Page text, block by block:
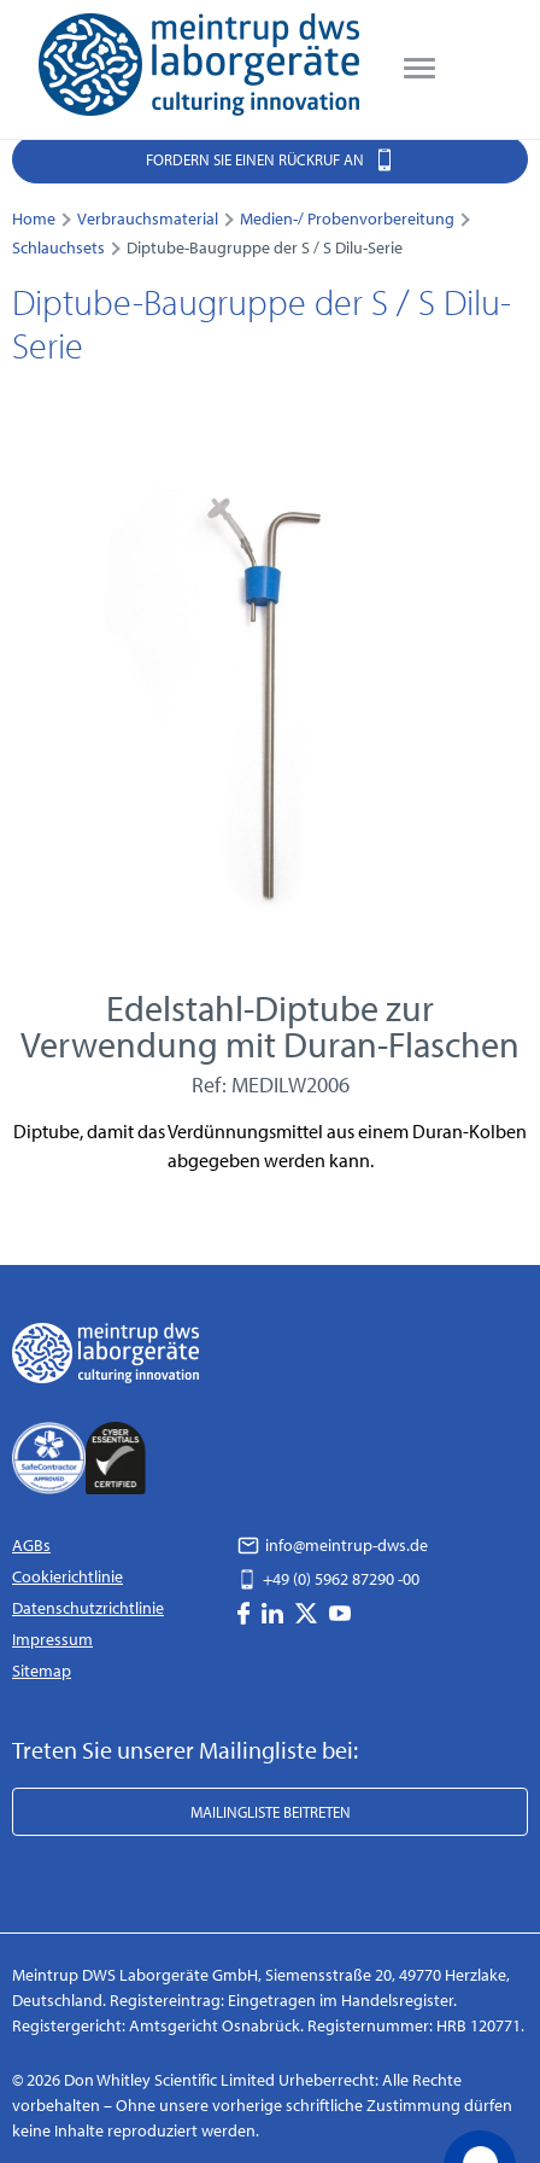
FORDERN SIE EINEN RÜCKRUF AN
Home Verbrauchsmaterial
Medien-/ Probenvorbereitung
Schlauchsets
Diptube-Baugruppe der S / S Dilu-Serie
Diptube-Baugruppe der S / S Dilu-
Serie
Edelstahl-Diptube zur
Verwendung mit Duran-Flaschen
Ref: MEDILW2006
Diptube, damit das Verdünnungsmittel aus einem Duran-Kolben
abgegeben werden kann.
AGBs
Cookierichtlinie
Datenschutzrichtlinie
Impressum
Sitemap
info@meintrup-dws.de
+49 (0) 5962 87290 -00
Treten Sie unserer Mailingliste bei:
MAILINGLISTE BEITRETEN
Meintrup DWS Laborgeräte GmbH, Siemensstraße 20, 49770 Herzlake,
Deutschland. Registereintrag: Eingetragen im Handelsregister.
Registergericht: Amtsgericht Osnabrück. Registernummer: HRB 120771.
© 2026 Don Whitley Scientific Limited Urheberrecht: Alle Rechte
vorbehalten – Ohne unsere vorherige schriftliche Zustimmung dürfen
keine Inhalte reproduziert werden.